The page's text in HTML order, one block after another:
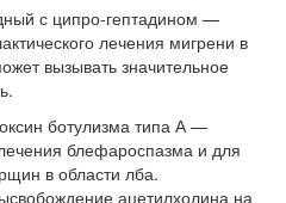
с ципро-гептадином —
лечения мигрени в
вызывать значительное
ботулиз­ма типа А —
блефароспазма и для
в области лба.
ацетилхолина на